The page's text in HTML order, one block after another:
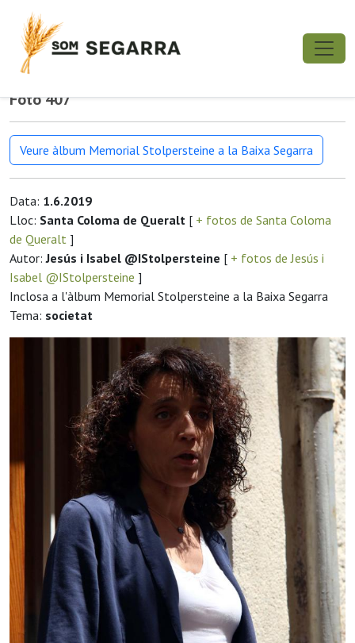
Foto 407
Veure àlbum Memorial Stolpersteine a la Baixa Segarra
Data: 1.6.2019
Lloc: Santa Coloma de Queralt [ + fotos de Santa Coloma
de Queralt ]
Autor:Jesús i Isabel @IStolpersteine [ + fotos de Jesús i
Isabel @IStolpersteine ]
Inclosa a l'àlbum Memorial Stolpersteine a la Baixa Segarra
Tema: societat